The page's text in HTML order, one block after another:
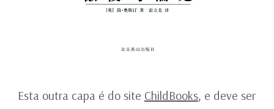
Esta outra capa é do site ChildBooks, e deve ser